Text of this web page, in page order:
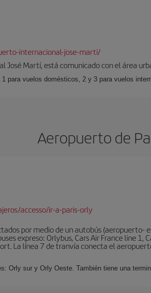
internacional-jose-marti/
José Martí, está comunicado con el área
para vuelos domésticos, 2 y 3 para vuelos
Aeropuerto de
accesso/ir-a-paris-orly
por medio de un autobús (aeropuerto-
expreso: Orlybus, Cars Air France line
La línea 7 de tranvía conecta el
Orly sur y Orly Oeste. También tiene una